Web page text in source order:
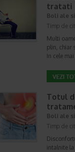
tratati
Boli ale
Timp de
Multi
plin, chiar
In cele
Totul
Boli ale
Timp de
intalnite